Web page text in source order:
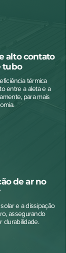
alto contato
tubo
térmica
entre a aleta e a
para mais
de ar no
e a dissipação
assegurando
durabilidade.